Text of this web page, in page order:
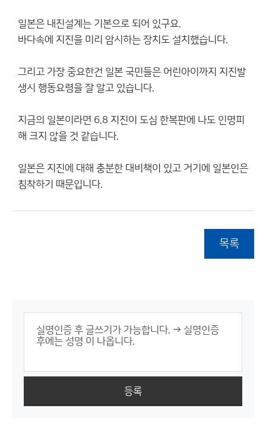
일본은 내진설계는 기본으로 되어 있구요.
바다속에 지진을 미리 암시하는 장치도 설치했습니다.
그리고 가장 중요한건 일본 국민들은 어린아이까지 지진발
생시 행동요령을 잘 알고 있습니다.
지금의 일본이라면 6.8 지진이 도심 한복판에 나도 인명피
해 크지 않을 것 같습니다.
일본은 지진에 대해 충분한 대비책이 있고 거기에 일본인은
침착하기 때문입니다.
목록
등록